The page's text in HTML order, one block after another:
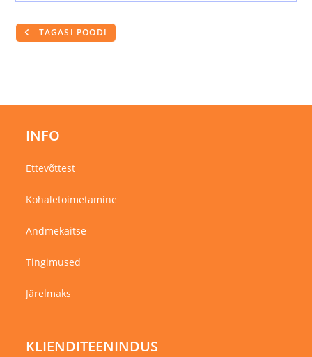
TAGASI POODI
INFO
Ettevõttest
Kohaletoimetamine
Andmekaitse
Tingimused
Järelmaks
KLIENDITEENINDUS